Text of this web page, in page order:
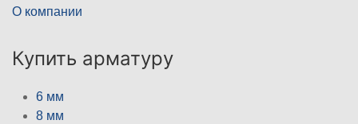
О компании
Купить арматуру
6 мм
8 мм